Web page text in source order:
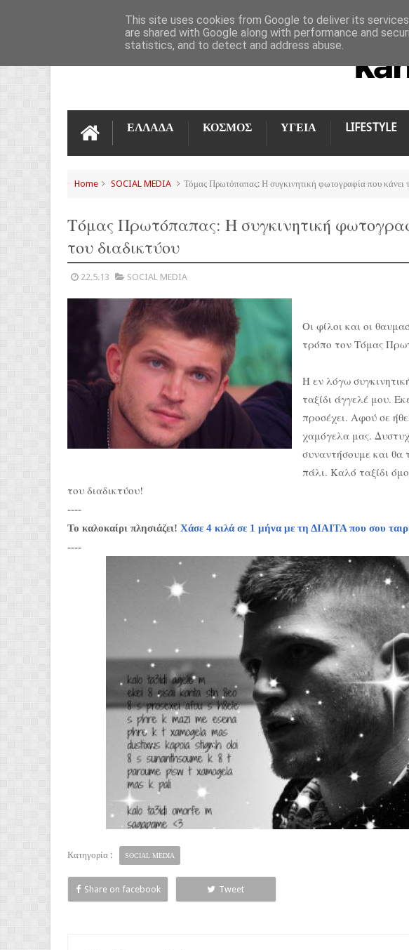
ΕΠΙΚΟΙΝΩΝΊΑ
ΕΛΛΑΔΑ ΚΟΣΜΟΣ ΥΓΕΙΑ LIFESTYLE
Home SOCIAL MEDIA Τόμας Πρωτόπαπας: Η συγκινητική φωτογραφία που κάνει
Τόμας Πρωτόπαπας: Η συγκινητική
του διαδικτύου
22.5.13 SOCIAL MEDIA
Οι φίλοι και οι
τρόπο τον Τόμας
Η εν λόγω
ταξίδι άγγελέ μου.
προσέχει. Αφού σε
χαμόγελα μας.
συναντήσουμε και
πάλι. Καλό ταξίδι
του διαδικτύου!
----
Το καλοκαίρι πλησιάζει! Χάσε 4 κιλά σε 1 μήνα με τη ΔΙΑΙΤΑ που σου
----
Κατηγορία : SOCIAL MEDIA
Share on facebook Tweet
This site uses cookies from Google to deliver its
are shared with Google along with performance and
statistics, and to detect and address abuse.